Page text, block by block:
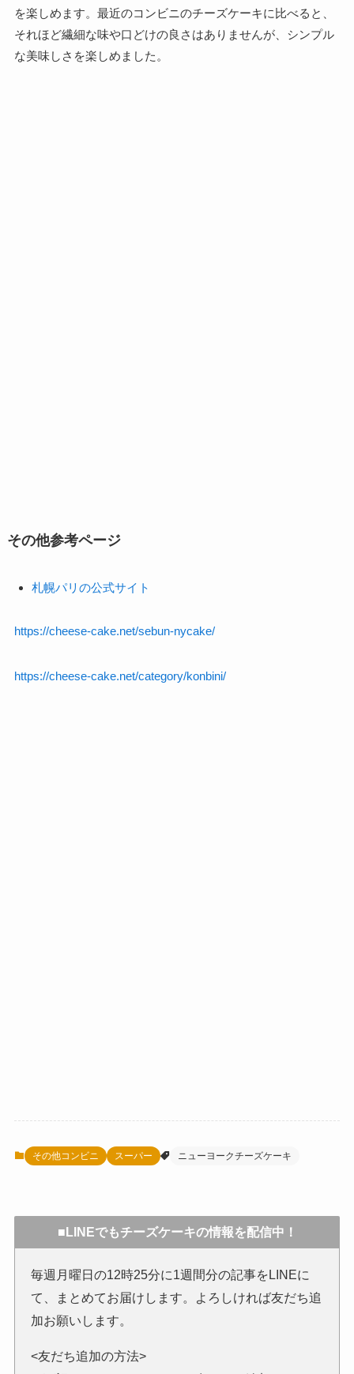
を楽しめます。最近のコンビニのチーズケーキに比べると、
それほど繊細な味や口どけの良さはありませんが、シンプル
な美味しさを楽しめました。
その他参考ページ
札幌パリの公式サイト
https://cheese-cake.net/sebun-nycake/
https://cheese-cake.net/category/konbini/
その他コンビニ スーパー ニューヨークチーズケーキ
■LINEでもチーズケーキの情報を配信中！
毎週月曜日の12時25分に1週間分の記事をLINEに
て、まとめてお届けします。よろしければ友だち追
加お願いします。
<友だち追加の方法>